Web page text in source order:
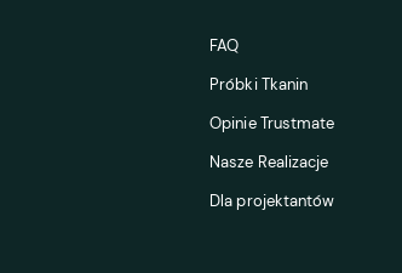
FAQ
Próbki Tkanin
Opinie Trustmate
Nasze Realizacje
Dla projektantów